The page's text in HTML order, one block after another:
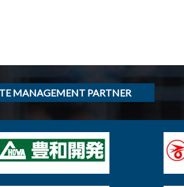
MANAGEMENT PARTNER